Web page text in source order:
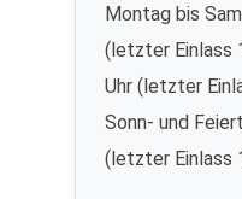
Montag bis
(letzter Einlass
Uhr (letzter
Sonn- und
(letzter Einlass